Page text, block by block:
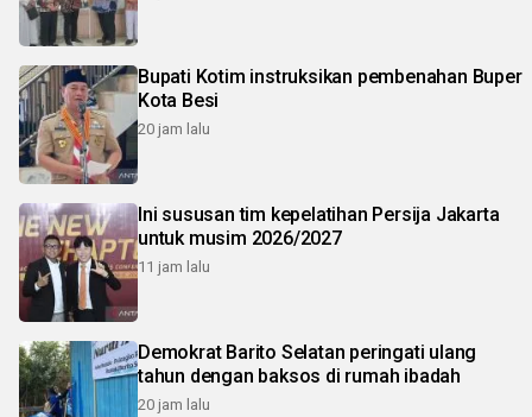
Bupati Kotim instruksikan pembenahan Buper
Kota Besi
20 jam lalu
Ini sususan tim kepelatihan Persija Jakarta
untuk musim 2026/2027
11 jam lalu
Demokrat Barito Selatan peringati ulang
tahun dengan baksos di rumah ibadah
20 jam lalu